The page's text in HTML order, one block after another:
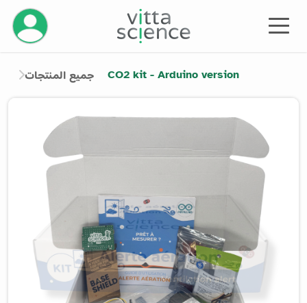
إدارة
جميع المنتجات CO2 kit - Arduino version